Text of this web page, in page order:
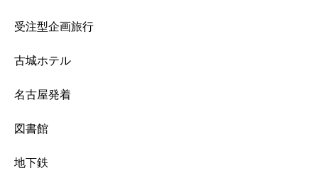
受注型企画旅行
古城ホテル
名古屋発着
図書館
地下鉄